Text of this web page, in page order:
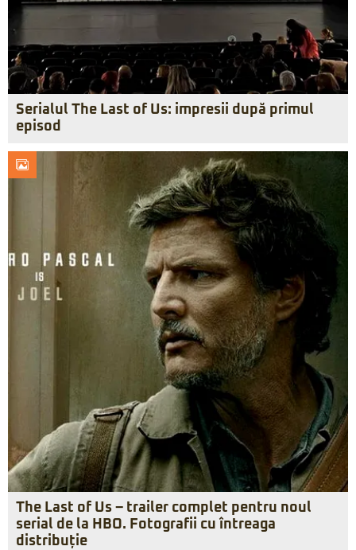
Serialul The Last of Us: impresii după primul
episod
The Last of Us – trailer complet pentru noul
serial de la HBO. Fotografii cu întreaga
distribuție